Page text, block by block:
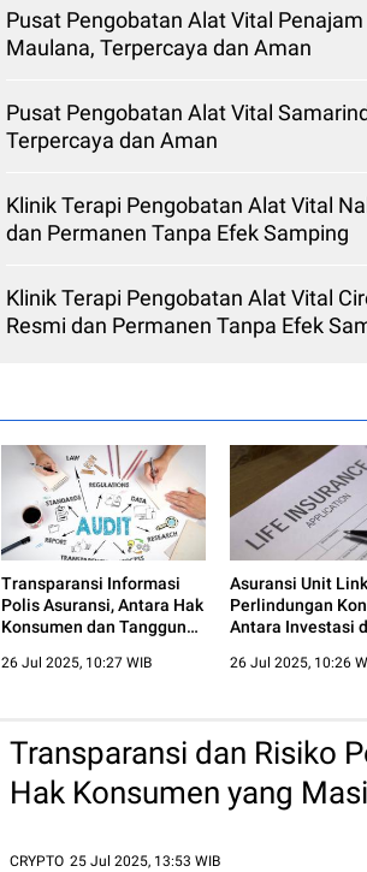
Pusat Pengobatan Alat Vital
Maulana, Terpercaya dan Aman
Pusat Pengobatan Alat Vital
Terpercaya dan Aman
Klinik Terapi Pengobatan Alat Vital
dan Permanen Tanpa Efek Samping
Klinik Terapi Pengobatan Alat Vital
Resmi dan Permanen Tanpa Efek
Transparansi Informasi
Polis Asuransi, Antara Hak
Konsumen dan Tanggung
26 Jul 2025, 10:27 WIB
Asuransi Unit
Perlindungan
Antara Investasi
26 Jul 2025, 10:26
Transparansi dan Risiko
Hak Konsumen yang
CRYPTO 25 Jul 2025, 13:53 WIB